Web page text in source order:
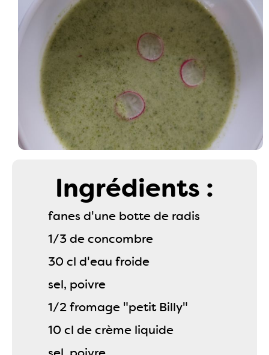
Ingrédients :
fanes d'une botte de radis
1/3 de concombre
30 cl d'eau froide
sel, poivre
1/2 fromage "petit Billy"
10 cl de crème liquide